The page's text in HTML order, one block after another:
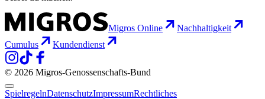
Migros Online
Nachhaltigkeit
Cumulus
Kundendienst
© 2026 Migros-Genossenschafts-Bund
SpielregelnDatenschutzImpressumRechtliches